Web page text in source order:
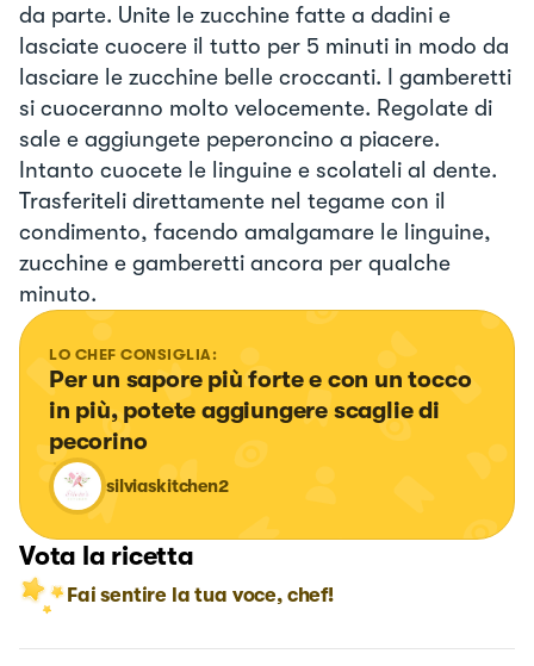
da parte. Unite le zucchine fatte a dadini e
lasciate cuocere il tutto per 5 minuti in modo da
lasciare le zucchine belle croccanti. I gamberetti
si cuoceranno molto velocemente. Regolate di
sale e aggiungete peperoncino a piacere.
Intanto cuocete le linguine e scolateli al dente.
Trasferiteli direttamente nel tegame con il
condimento, facendo amalgamare le linguine,
zucchine e gamberetti ancora per qualche
minuto.
LO CHEF CONSIGLIA:
Per un sapore più forte e con un tocco
in più, potete aggiungere scaglie di
pecorino
silviaskitchen2
Vota la ricetta
Fai sentire la tua voce, chef!